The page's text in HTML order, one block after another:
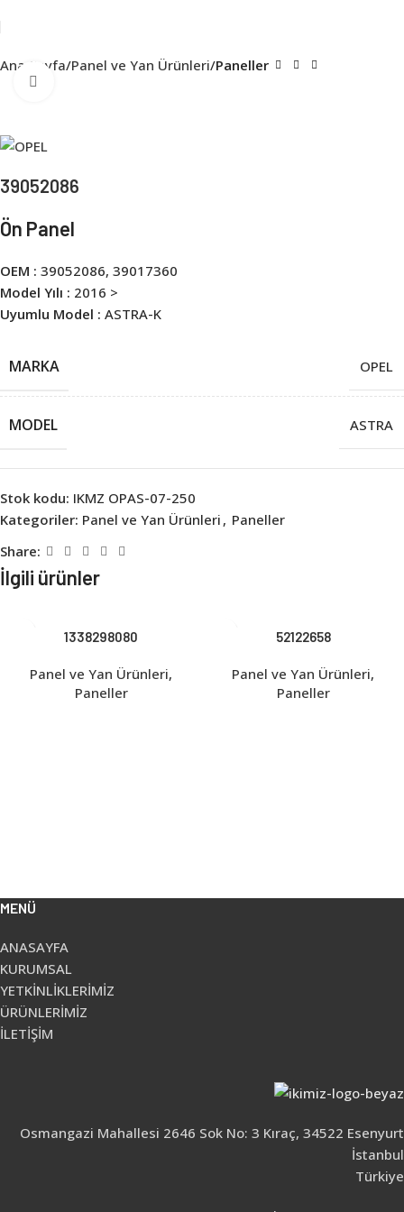
Ana Sayfa Panel ve Yan Ürünleri Paneller
39052086
Ön Panel
OEM : 39052086, 39017360
Model Yılı : 2016 >
Uyumlu Model : ASTRA-K
MARKA OPEL
MODEL ASTRA
Stok kodu: IKMZ OPAS-07-250
Kategoriler: Panel ve Yan Ürünleri , Paneller
Share:
İlgili ürünler
1338298080
Panel ve Yan Ürünleri,
Paneller
52122658
Panel ve Yan Ürünleri,
Paneller
MENÜ
ANASAYFA
KURUMSAL
YETKİNLİKLERİMİZ
ÜRÜNLERİMİZ
İLETİŞİM
Osmangazi Mahallesi 2646 Sok No: 3 Kıraç, 34522 Esenyurt
İstanbul
Türkiye